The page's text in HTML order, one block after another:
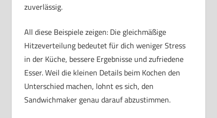
zuverlässig.
All diese Beispiele zeigen: Die gleichmäßige
Hitzeverteilung bedeutet für dich weniger Stress
in der Küche, bessere Ergebnisse und zufriedene
Esser. Weil die kleinen Details beim Kochen den
Unterschied machen, lohnt es sich, den
Sandwichmaker genau darauf abzustimmen.